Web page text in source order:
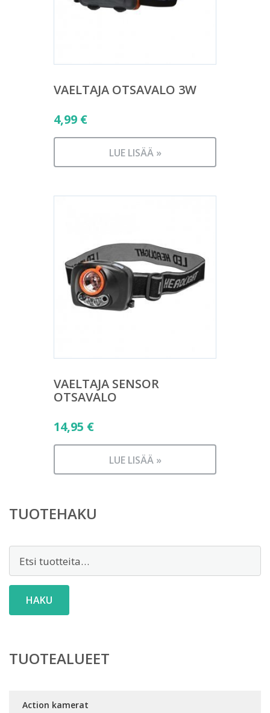
VAELTAJA OTSAVALO 3W
4,99 €
LUE LISÄÄ »
VAELTAJA SENSOR
OTSAVALO
14,95 €
LUE LISÄÄ »
TUOTEHAKU
HAKU
TUOTEALUEET
Action kamerat